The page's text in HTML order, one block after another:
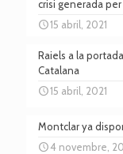
crisi generada per
15 abril, 2021
Raiels a la
Catalana
15 abril, 2021
Montclar ya
4 novembre,